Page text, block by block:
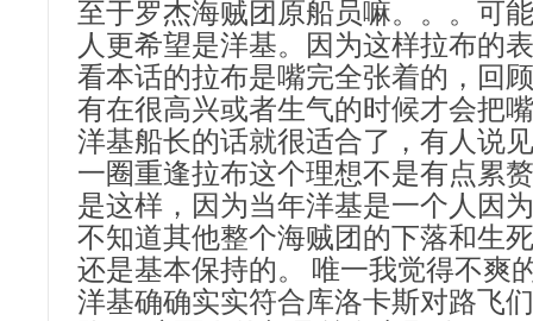
至于罗杰海贼团原船员嘛。。。可
人更希望是洋基。因为这样拉布的
看本话的拉布是嘴完全张着的，回
有在很高兴或者生气的时候才会把
洋基船长的话就很适合了，有人说
一圈重逢拉布这个理想不是有点累
是这样，因为当年洋基是一个人因
不知道其他整个海贼团的下落和生
还是基本保持的。 唯一我觉得不爽
洋基确确实实符合库洛卡斯对路飞